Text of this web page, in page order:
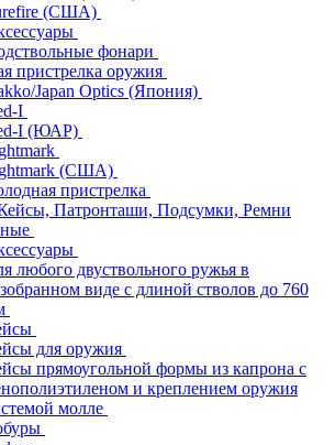
(США)
фонари
пристрелка оружия
Japan Optics (Япония)
I
I (ЮАР)
(США)
пристрелка
Патронташи, Подсумки, Ремни
любого двуствольного ружья в
виде с длиной стволов до 760
для оружия
прямоугольной формы из капрона с
и креплением оружия
молле